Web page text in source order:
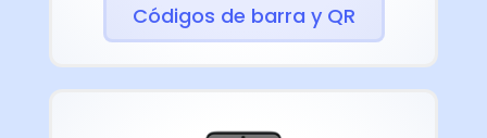
Códigos de barra y QR